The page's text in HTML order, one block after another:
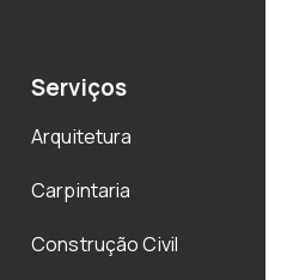
Serviços
Arquitetura
Carpintaria
Construção Civil